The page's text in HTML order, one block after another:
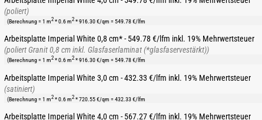
(poliert)
(Berechnung = 1 m2 * 0.6 m2 * 916.30 €/qm = 549.78 €/lfm
Arbeitsplatte Imperial White 0,8 cm* - 549.78 €/lfm inkl. 19% Mehrwertsteuer
(poliert Granit 0,8 cm inkl. Glasfaserlaminat (*glasfaservestärkt))
(Berechnung = 1 m2 * 0.6 m2 * 916.30 €/qm = 549.78 €/lfm
Arbeitsplatte Imperial White 3,0 cm - 432.33 €/lfm inkl. 19% Mehrwertsteuer
(satiniert)
(Berechnung = 1 m2 * 0.6 m2 * 720.55 €/qm = 432.33 €/lfm
Arbeitsplatte Imperial White 4,0 cm - 567.27 €/lfm inkl. 19% Mehrwertsteuer